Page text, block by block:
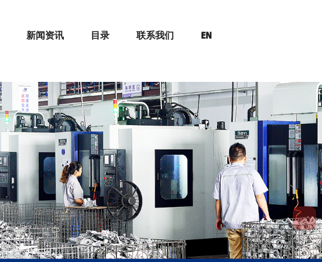
新闻资讯 目录 联系我们 EN